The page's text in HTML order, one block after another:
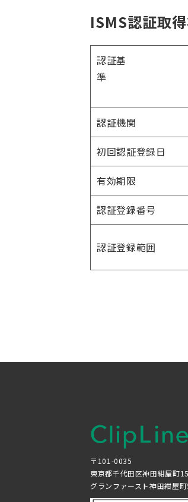
ISMS認証取
認証基
準
認証機関
初回認証登録日
有効期限
認証登録番号
認証登録範囲
〒101-0035
東京都千代田区神田紺屋町15
グランファースト神田紺屋